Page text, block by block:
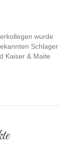
wurde
Schlager
Kaiser & Maite